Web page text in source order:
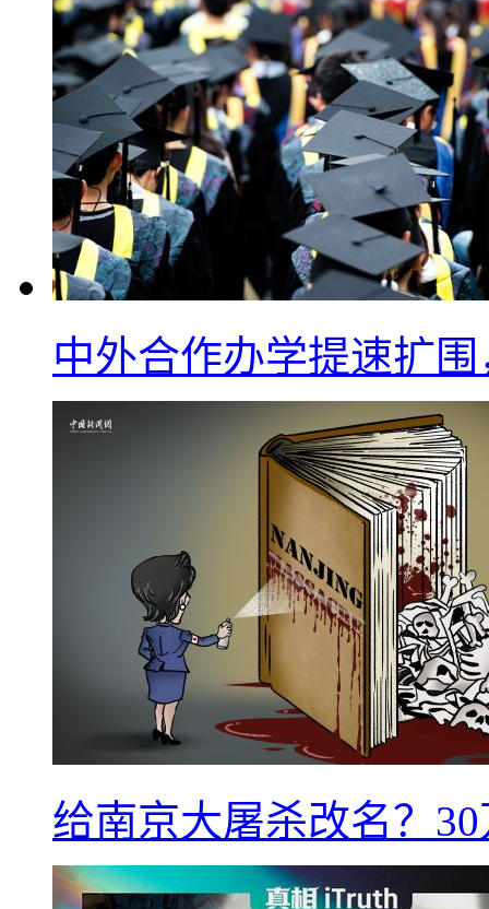
中外合作办学提速扩
给南京大屠杀改名？